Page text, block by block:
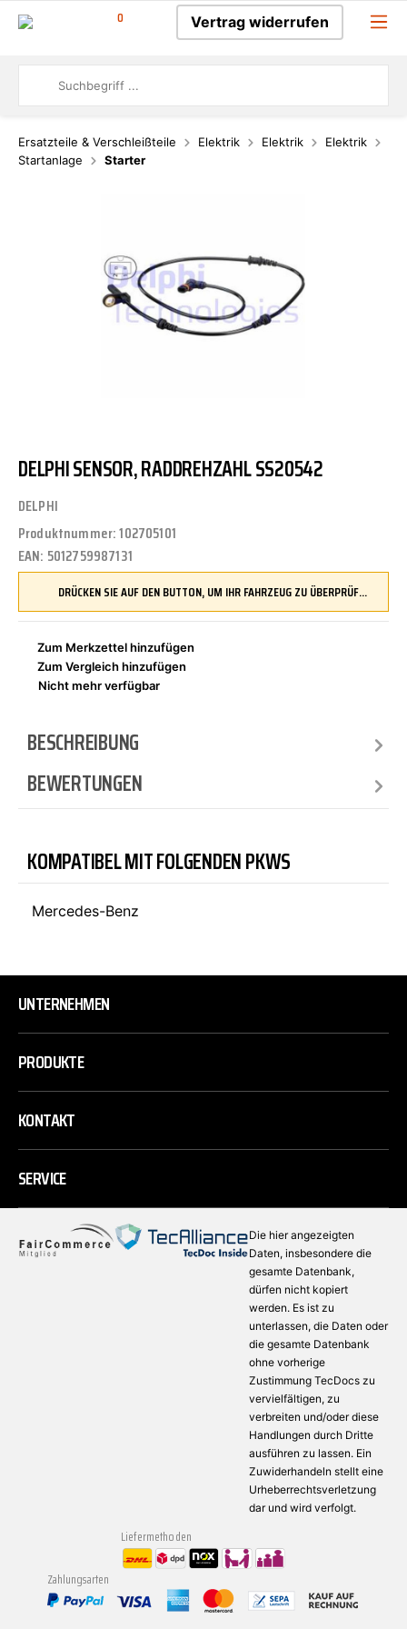
0 Vertrag widerrufen
Ersatzteile & Verschleißteile Elektrik Elektrik
Elektrik
Startanlage
Starter
DELPHI SENSOR, RADDREHZAHL SS20542
DELPHI
Produktnummer:102705101
EAN: 5012759987131
DRÜCKEN SIE AUF DEN BUTTON, UM IHR FAHRZEUG ZU ÜBERPRÜFEN UND SICHERZUSTELLEN, DASS DIESES TEIL KOMPATIBEL IST, BEVOR SIE ES BESTELLEN
Zum Merkzettel hinzufügen
Zum Vergleich hinzufügen
Nicht mehr verfügbar
BESCHREIBUNG
BEWERTUNGEN
KOMPATIBEL MIT FOLGENDEN PKWS
Mercedes-Benz
UNTERNEHMEN
PRODUKTE
KONTAKT
SERVICE
Die hier angezeigten
Daten, insbesondere die
gesamte Datenbank,
dürfen nicht kopiert
werden. Es ist zu
unterlassen, die Daten oder
die gesamte Datenbank
ohne vorherige
Zustimmung TecDocs zu
vervielfältigen, zu
verbreiten und/oder diese
Handlungen durch Dritte
ausführen zu lassen. Ein
Zuwiderhandeln stellt eine
Urheberrechtsverletzung
dar und wird verfolgt.
Liefermethoden
Zahlungsarten